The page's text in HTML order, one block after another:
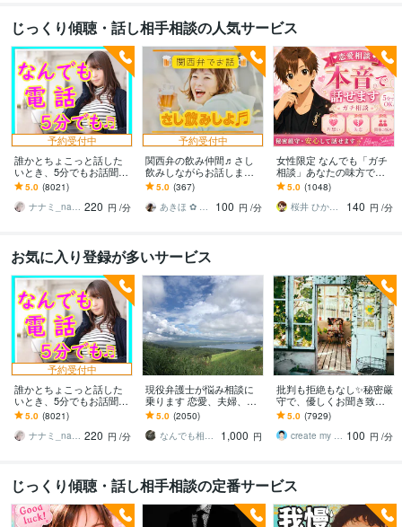
じっくり傾聴・話し相手相談の人気サービス
予約受付中
誰かとちょこっと話した
いとき、5分でもお話聞き
ます 疲れた～、でもカウ
ンセリングじゃない、な
んとなく雑談聞いて～
5.0 (8021)
ナナミ_nanami 220 円 /分
予約受付中
関西弁の飲み仲間♬さし
飲みしながらお話します
何となく話したい✨酔った
時のいい気分のまま⭐︎お話
しましょう
5.0 (367)
あきほ ✿ 元気を届ける関西女子✨
100 円 /分
女性限定 なんでも「ガチ
相談」あなたの味方で話
ます 男性目線で、あなた
の恋の“答え”を言葉にしま
す。
5.0 (1048)
桜井 ひかる｜経験豊富の恋愛相談室
140 円 /分
お気に入り登録が多いサービス
予約受付中
誰かとちょこっと話した
いとき、5分でもお話聞き
ます 疲れた～、でもカウ
ンセリングじゃない、な
んとなく雑談聞いて～
5.0 (8021)
ナナミ_nanami 220 円 /分
現役弁護士が悩み相談に
乗ります 恋愛、夫婦、学
校、会社、お金，単なる
愚痴など何でもOK！
5.0 (2050)
なんでも相談員
1,000 円
批判も拒絶もなし✨秘密厳
守で、優しくお聞き致し
ます ✨お試し１分から✨
違うかな？と思ったら途
中で切って構いません
5.0 (7929)
create my life 100 円 /分
じっくり傾聴・話し相手相談の定番サービス